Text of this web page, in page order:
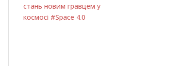
стань новим гравцем у
космосі #Space 4.0